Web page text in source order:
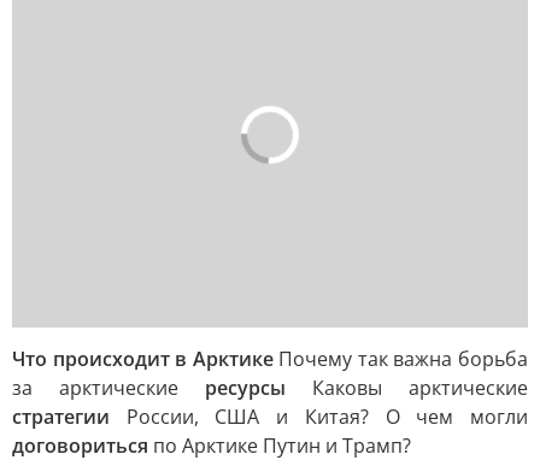
Что происходит в АрктикеПочему так важна борьба
за арктические ресурсы Каковы арктические
стратегии России, США и Китая? О чем могли
договориться по Арктике Путин и Трамп?